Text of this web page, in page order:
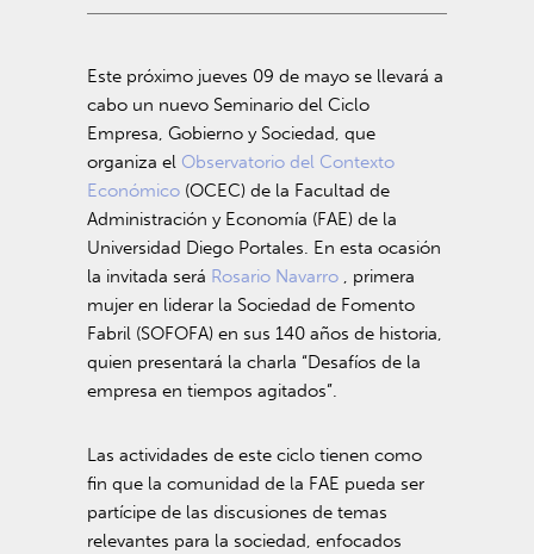
Este próximo jueves 09 de mayo se llevará a
cabo un nuevo Seminario del Ciclo
Empresa, Gobierno y Sociedad, que
organiza el Observatorio del Contexto
Económico (OCEC) de la Facultad de
Administración y Economía (FAE) de la
Universidad Diego Portales. En esta ocasión
la invitada será Rosario Navarro , primera
mujer en liderar la Sociedad de Fomento
Fabril (SOFOFA) en sus 140 años de historia,
quien presentará la charla “Desafíos de la
empresa en tiempos agitados”.
Las actividades de este ciclo tienen como
fin que la comunidad de la FAE pueda ser
partícipe de las discusiones de temas
relevantes para la sociedad, enfocados